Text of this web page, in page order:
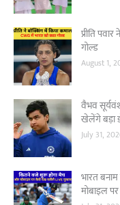
प्रीति
गोल्ड
August 1,
वैभव
खेलेंगे बड़ा
July 31,
भारत
मोबाइल